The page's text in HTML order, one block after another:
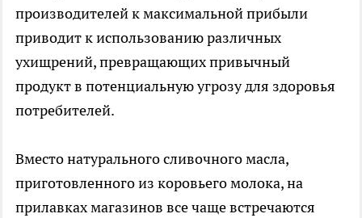
производителей к максимальной прибыли
приводит к использованию различных
ухищрений, превращающих привычный
продукт в потенциальную угрозу для здоровья
потребителей.
Вместо натурального сливочного масла,
приготовленного из коровьего молока, на
прилавках магазинов все чаще встречаются